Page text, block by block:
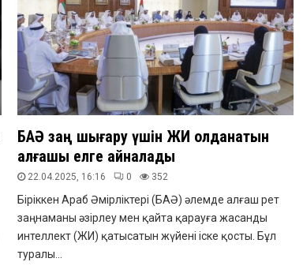
БАӘ заң шығару үшін ЖИ қолданатын
алғашқы елге айналады
22.04.2025, 16:16 0 352
Біріккен Араб Әмірліктері (БАӘ) әлемде алғаш рет
заңнаманы әзірлеу мен қайта қарауға жасанды
интеллект (ЖИ) қатысатын жүйені іске қосты. Бұл
туралы...